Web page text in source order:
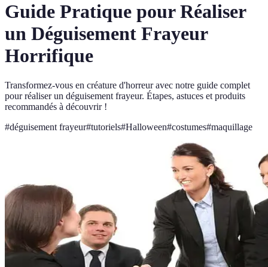
Guide Pratique pour Réaliser
un Déguisement Frayeur
Horrifique
Transformez-vous en créature d'horreur avec notre guide complet
pour réaliser un déguisement frayeur. Étapes, astuces et produits
recommandés à découvrir !
#déguisement frayeur#tutoriels#Halloween#costumes#maquillage